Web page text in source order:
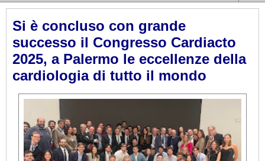
Si è concluso con grande
successo il Congresso Cardiacto
2025, a Palermo le eccellenze della
cardiologia di tutto il mondo